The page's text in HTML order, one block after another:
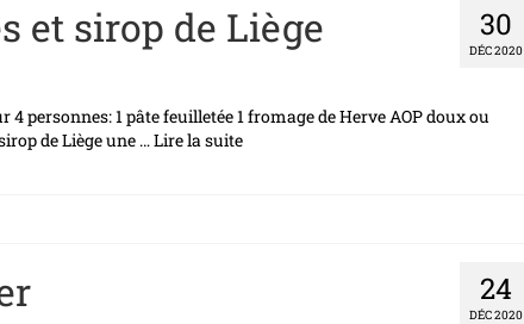
30
DÉC 2020
et sirop de Liège
personnes: 1 pâte feuilletée 1 fromage de Herve AOP doux ou
de Liège une …Lire la suite­­
24
DÉC 2020